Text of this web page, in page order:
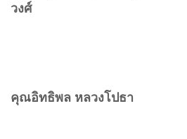
วงศ์
คุณอิทธิพล หลวงโปธา